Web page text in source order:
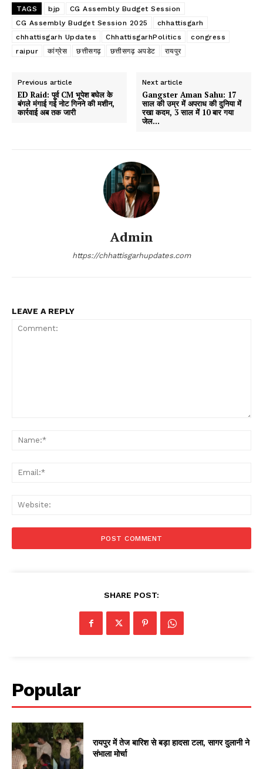
TAGS bjp
CG Assembly Budget Session
CG Assembly Budget Session 2025
chhattisgarh
chhattisgarh Updates
ChhattisgarhPolitics
congress
raipur
कांग्रेस छत्तीसगढ़ छत्तीसगढ़ अपडेट रायपुर
Previous article
ED Raid: पूर्व CM भूपेश बघेल के
बंगले मंगाई गई नोट गिनने की मशीन,
कार्रवाई अब तक जारी
Next article
Gangster Aman Sahu: 17
साल की उम्र में अपराध की दुनिया में
रखा कदम, 3 साल में 10 बार गया
जेल…
Admin
https://chhattisgarhupdates.com
LEAVE A REPLY
SHARE POST:
Popular
रायपुर में तेज बारिश से बड़ा हादसा टला, सागर दुलानी ने
संभाला मोर्चा